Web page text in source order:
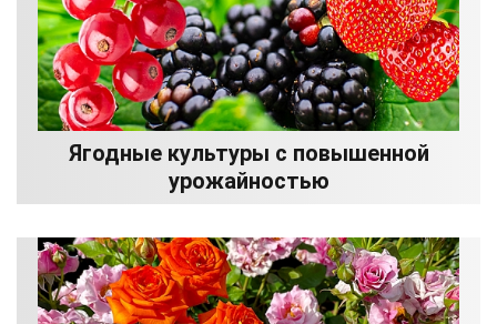
Ягодные культуры с повышенной
урожайностью